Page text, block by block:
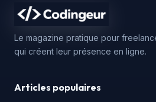
Le magazine pratique pour
qui créent leur présence en ligne.
Articles populaires